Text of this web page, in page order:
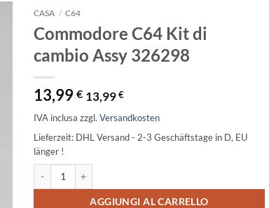
CASA / C64
Commodore C64 Kit di
cambio Assy 326298
13,99 € 13,99€
IVA inclusa zzgl. Versandkosten
Lieferzeit: DHL Versand - 2-3 Geschäftstage in D, EU
länger !
AGGIUNGI AL CARRELLO
Alternative: